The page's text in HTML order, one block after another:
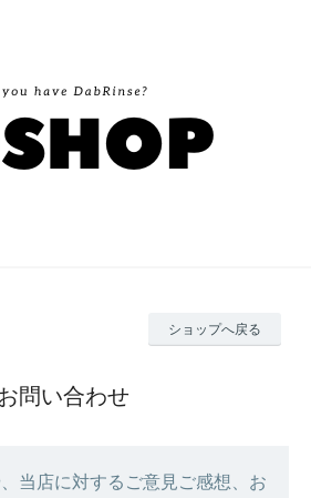
ショップへ戻る
お問い合わせ
当店に対するご意見ご感想、お